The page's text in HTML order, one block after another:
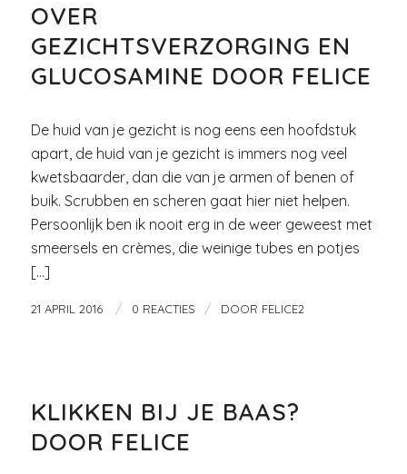
OVER
GEZICHTSVERZORGING EN
GLUCOSAMINE DOOR FELICE
De huid van je gezicht is nog eens een hoofdstuk
apart, de huid van je gezicht is immers nog veel
kwetsbaarder, dan die van je armen of benen of
buik. Scrubben en scheren gaat hier niet helpen.
Persoonlijk ben ik nooit erg in de weer geweest met
smeersels en crèmes, die weinige tubes en potjes
[…]
21 APRIL 2016 / 0 REACTIES / DOOR FELICE2
KLIKKEN BIJ JE BAAS?
DOOR FELICE